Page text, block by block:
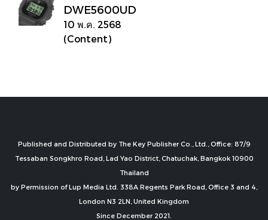
DWE5600UD
10 พ.ค. 2568
(Content)
Published and Distributed by The Key Publisher Co., Ltd., Office: 87/9
Tessaban Songkhro Road, Lad Yao District, Chatuchak, Bangkok 10900
Thailand
by Permission of Lup Media Ltd. 338A Regents Park Road, Office 3 and 4,
London N3 2LN, United Kingdom
Since December 2021.